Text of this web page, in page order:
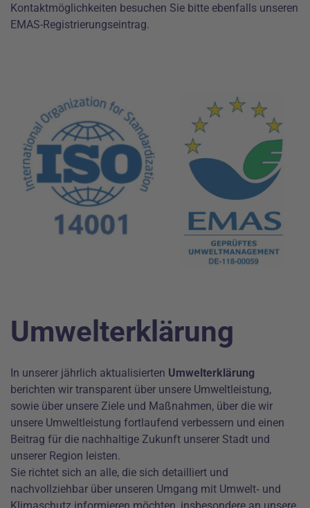
Kontaktmöglichkeiten besuchen Sie bitte ebenfalls unseren
EMAS-Registrierungseintrag.
Umwelterklärung
In unserer jährlich aktualisierten Umwelterklärung
berichten wir transparent über unsere Umweltleistung,
sowie über unsere Ziele und Maßnahmen, über die wir
unsere Umweltleistung fortlaufend verbessern und einen
Beitrag für die nachhaltige Zukunft unserer Stadt und
unserer Region leisten.
Sie richtet sich an alle, die sich detailliert und
nachvollziehbar über unseren Umgang mit Umwelt‑ und
Klimaschutz informieren möchten, insbesondere an unsere